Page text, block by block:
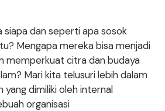
siapa dan seperti apa sosok
Mengapa mereka bisa menjadi
memperkuat citra dan budaya
Mari kita telusuri lebih dalam
yang dimiliki oleh internal
organisasi